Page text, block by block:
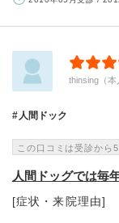
thinsing（本
人間ドック
この口コミは受診から
人間ドッグでは毎
[症状・来院理由]